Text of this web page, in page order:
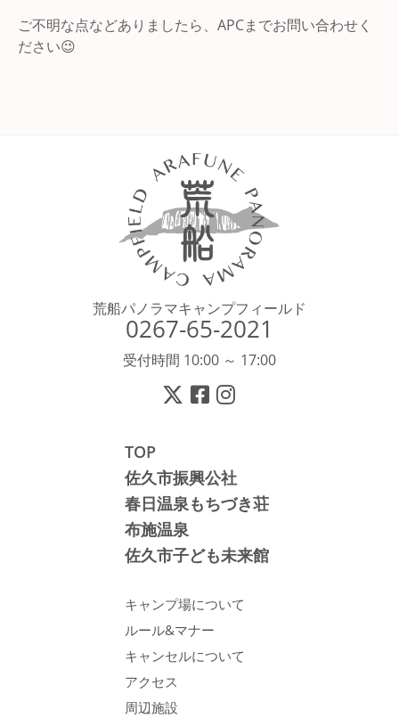
ご不明な点などありましたら、APCまでお問い合わせく
ださい😉
荒船パノラマキャンプフィールド
0267-65-2021
受付時間 10:00 ～ 17:00
TOP
佐久市振興公社
春日温泉もちづき荘
布施温泉
佐久市子ども未来館
キャンプ場について
ルール&マナー
キャンセルについて
アクセス
周辺施設